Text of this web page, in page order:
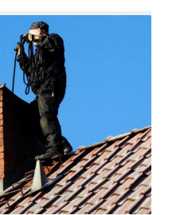
service de ramonage
Le conduit était très
et tout a été nettoyé
Travail soigné.